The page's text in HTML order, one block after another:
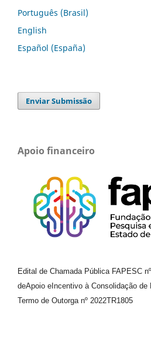
Português (Brasil)
English
Español (España)
Enviar Submissão
Apoio financeiro
Edital de Chamada Pública FAPESC
deApoio e Incentivo à Consolidação de
Termo de Outorga nº 2022TR1805